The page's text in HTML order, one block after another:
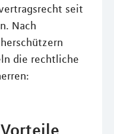
seit
Nach
die rechtliche